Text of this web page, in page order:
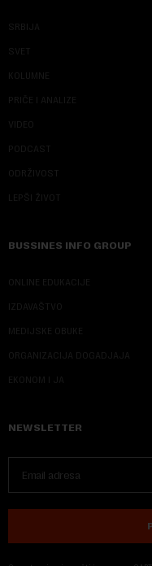
SRBIJA
SVET
KOLUMNE
PRIČE I ANALIZE
VIDEO
PODCAST
ODRŽIVOST
LEPŠI ŽIVOT
BUSSINES INFO GROUP
ONLINE EDUKACIJE
IZDAVAŠTVO
MEDIJSKE OBUKE
ORGANIZACIJA DOGADJAJA
EKONOM I JA
NEWSLETTER